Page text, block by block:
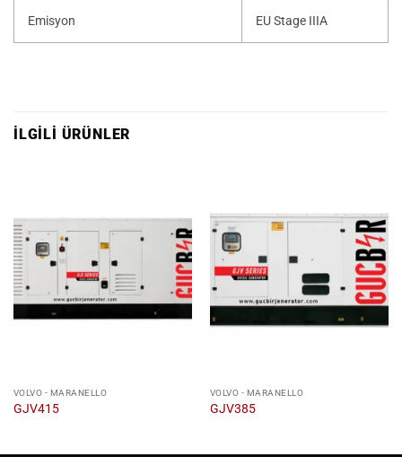
Emisyon EU Stage IIIA
İLGILI ÜRÜNLER
VOLVO - MARANELLO
GJV415
VOLVO - MARANELLO
GJV385